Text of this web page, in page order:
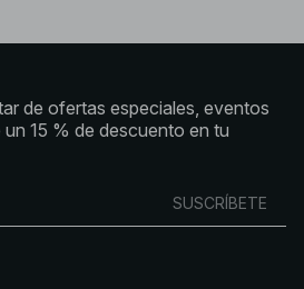
de ofertas especiales, eventos
15 % de descuento en tu
SUSCRÍBETE